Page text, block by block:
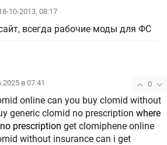
10-2013, 08:17
всегда рабочие моды для ФС
0
в 07:41
online can you buy clomid without
generic clomid no prescription where
prescription get clomiphene online
without insurance can i get